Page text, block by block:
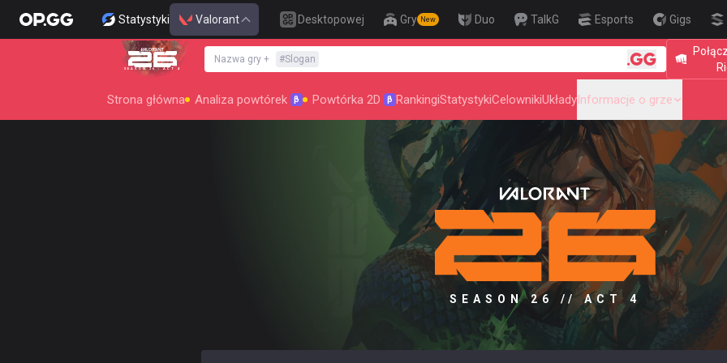
Statystyki Valorant Desktopowej Gry New Duo TalkG Esports Gigs
SEASON 26 : ACT 4
Nazwa gry + #Slogan 🎯 Level Up
Strona główna Analiza powtórek β Powtórka 2D β RankingiStatystykiCelownikiUkładyInformacje o grze
SEASON 26 // ACT 4